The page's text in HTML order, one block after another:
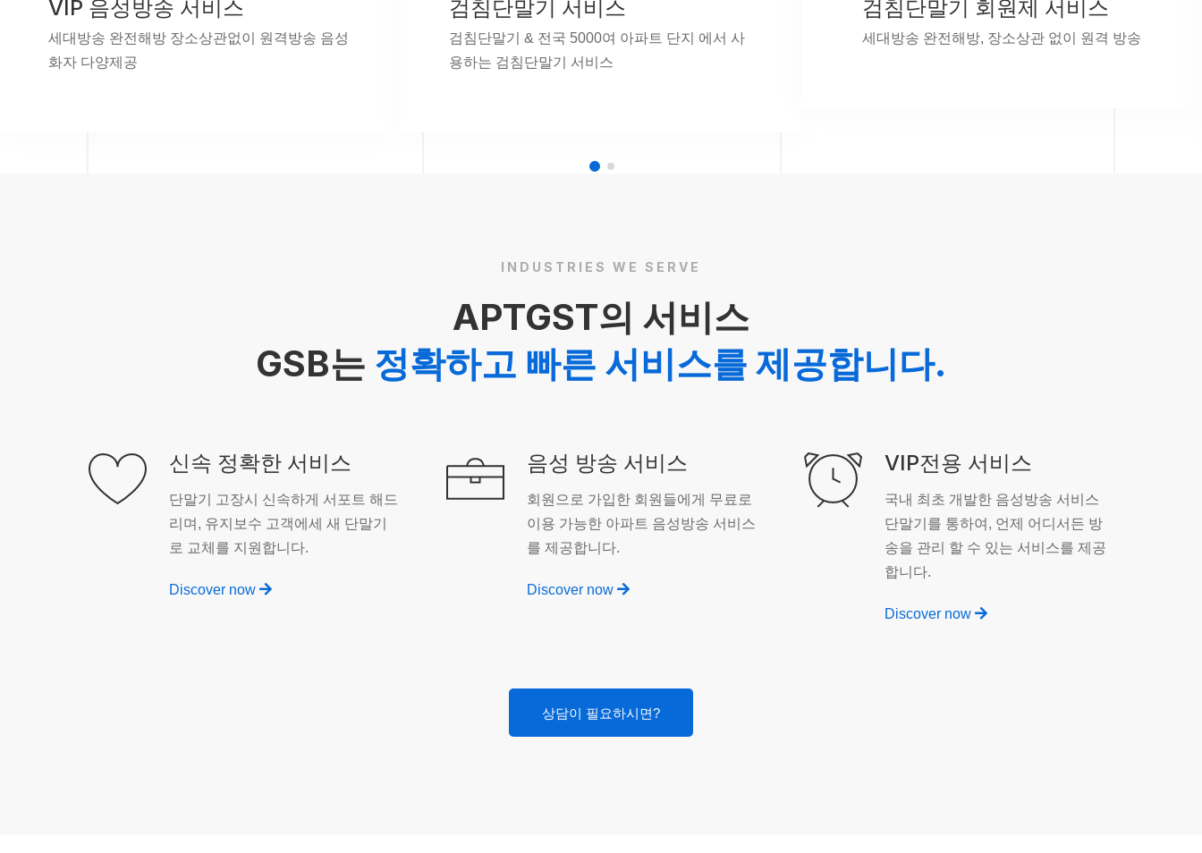
VIP 음성방송 서비스
세대방송 완전해방 장소상관없이 원격방송 음성
화자 다양제공
검침단말기 서비스
검침단말기 & 전국 5000여 아파트 단지 에서 사
용하는 검침단말기 서비스
검침단말기 회원제 서비스
세대방송 완전해방, 장소상관 없이 원격 방송
INDUSTRIES WE SERVE
APTGST의 서비스
GSB는 정확하고 빠른 서비스를 제공합니다.
신속 정확한 서비스
단말기 고장시 신속하게 서포트 해드
리며, 유지보수 고객에세 새 단말기
로 교체를 지원합니다.
Discover now
음성 방송 서비스
회원으로 가입한 회원들에게 무료로
이용 가능한 아파트 음성방송 서비스
를 제공합니다.
Discover now
VIP전용 서비스
국내 최초 개발한 음성방송 서비스
단말기를 통하여, 언제 어디서든 방
송을 관리 할 수 있는 서비스를 제공
합니다.
Discover now
상담이 필요하시면?